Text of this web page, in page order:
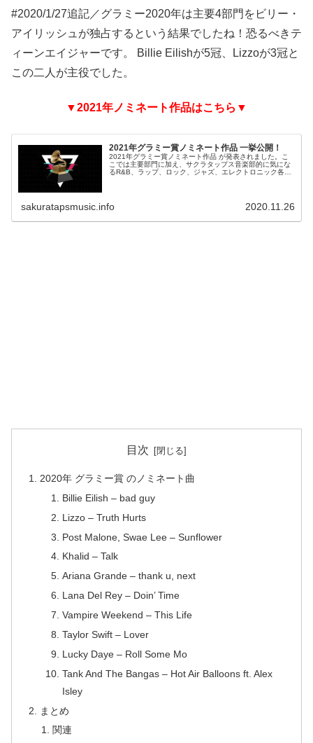
#2020/1/27追記／グラミー2020年は主要4部門をビリー・
アイリッシュが独占するという結果でしたね！恐るべきテ
ィーンエイジャーです。
Billie Eilishが5冠、Lizzoが3冠と
この二人が主役でした。
▼2021年ノミネート作品はこちら▼
2021年グラミー賞ノミネート作品 一挙公開！
2021年グラミー賞ノミネート作品 が発表されました。こ
こでは主要部門に加え、サクラタップス音楽部的に気にな
るR&B、ラップ、ロック、ジャズ、エレクトロニック各部
sakuratapsmusic.info 2020.11.26
目次
2020年 グラミー賞 のノミネート曲
Billie Eilish – bad guy
Lizzo – Truth Hurts
Post Malone, Swae Lee – Sunflower
Khalid – Talk
Ariana Grande – thank u, next
Lana Del Rey – Doin’ Time
Vampire Weekend – This Life
Taylor Swift – Lover
Lucky Daye – Roll Some Mo
Tank And The Bangas – Hot Air Balloons ft. Alex
Isley
まとめ
関連